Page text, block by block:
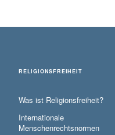
RELIGIONSFREIHEIT
Was ist Religionsfreiheit?
Internationale
Menschenrechtsnormen